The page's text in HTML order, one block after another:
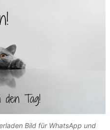
Bild für WhatsApp und